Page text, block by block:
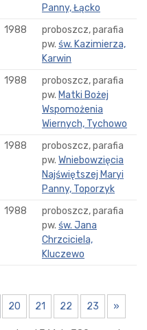
Panny, Łącko
1988
proboszcz, parafia
pw. św. Kazimierza,
Karwin
1988
proboszcz, parafia
pw. Matki Bożej
Wspomożenia
Wiernych, Tychowo
1988
proboszcz, parafia
pw. Wniebowzięcia
Najświętszej Maryi
Panny, Toporzyk
1988
proboszcz, parafia
pw. św. Jana
Chrzciciela,
Kluczewo
20 21 22 23 »